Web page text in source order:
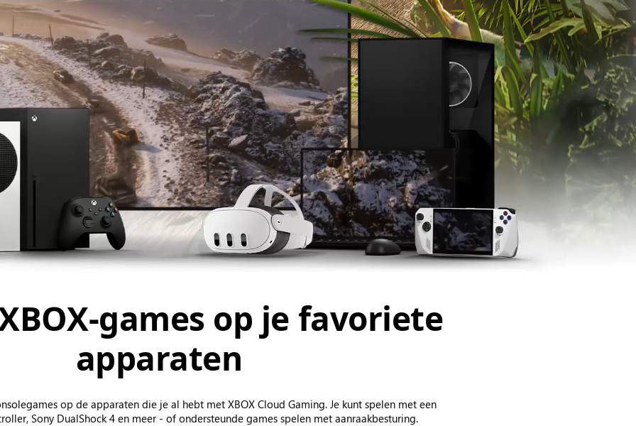
games op je favoriete
apparaten
op de apparaten die je al hebt met XBOX Cloud Gaming. Je kunt spelen met een
Sony DualShock 4 en meer - of ondersteunde games spelen met aanraakbesturing.